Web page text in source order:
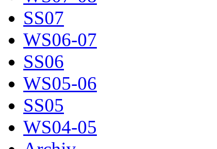
SS07
WS06-07
SS06
WS05-06
SS05
WS04-05